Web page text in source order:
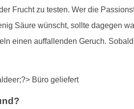
Frucht zu testen. Wer die
Säure wünscht, sollte dagegen
einen auffallenden Geruch.